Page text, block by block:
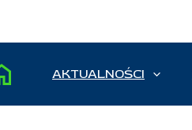
AKTUALNOŚCI